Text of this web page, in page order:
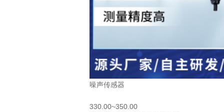
噪声传感器
330.00~350.00